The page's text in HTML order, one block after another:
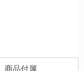
商品付属